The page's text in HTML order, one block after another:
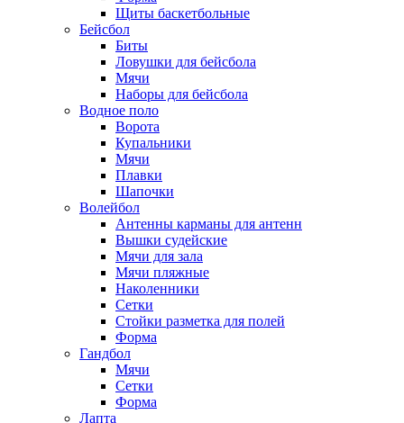
Щиты баскетбольные
Бейсбол
Биты
Ловушки для бейсбола
Мячи
Наборы для бейсбола
Водное поло
Ворота
Купальники
Мячи
Плавки
Шапочки
Волейбол
Антенны карманы для антенн
Вышки судейские
Мячи для зала
Мячи пляжные
Наколенники
Сетки
Стойки разметка для полей
Форма
Гандбол
Мячи
Сетки
Форма
Лапта